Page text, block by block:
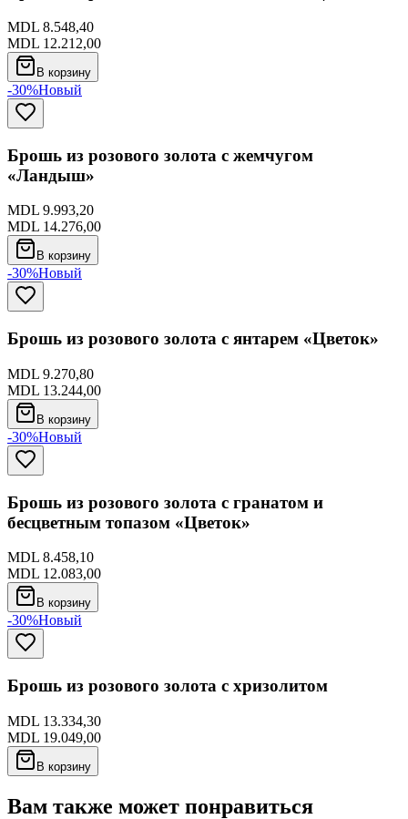
MDL 8.548,40
MDL 12.212,00
В корзину
-30%Новый
Брошь из розового золота с жемчугом
«Ландыш»
MDL 9.993,20
MDL 14.276,00
В корзину
-30%Новый
Брошь из розового золота с янтарем «Цветок»
MDL 9.270,80
MDL 13.244,00
В корзину
-30%Новый
Брошь из розового золота с гранатом и
бесцветным топазом «Цветок»
MDL 8.458,10
MDL 12.083,00
В корзину
-30%Новый
Брошь из розового золота с хризолитом
MDL 13.334,30
MDL 19.049,00
В корзину
Вам также может понравиться